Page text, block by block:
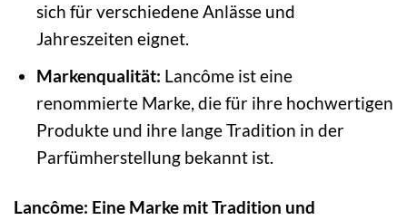
sich für verschiedene Anlässe und
Jahreszeiten eignet.
Markenqualität: Lancôme ist eine
renommierte Marke, die für ihre hochwertigen
Produkte und ihre lange Tradition in der
Parfümherstellung bekannt ist.
Lancôme: Eine Marke mit Tradition und